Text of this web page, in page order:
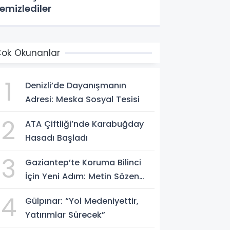
Okunanlar
1
Denizli’de Dayanışmanın
Adresi: Meska Sosyal Tesisi
2
ATA Çiftliği’nde Karabuğday
Hasadı Başladı
3
Gaziantep’te Koruma Bilinci
İçin Yeni Adım: Metin Sözen
4
Gülpınar: “Yol Medeniyettir,
Yatırımlar Sürecek”